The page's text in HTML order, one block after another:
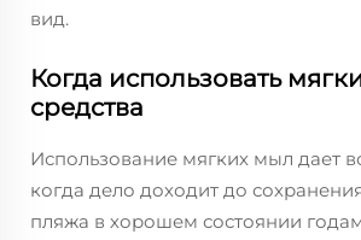
вид.
Когда использовать
средства
Использование мягких мыл дает
когда дело доходит до
пляжа в хорошем состоянии